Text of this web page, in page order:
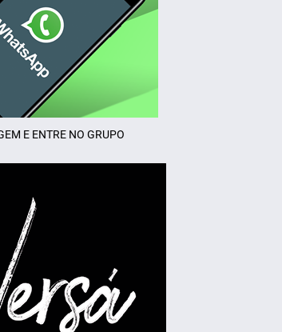
E ENTRE NO GRUPO